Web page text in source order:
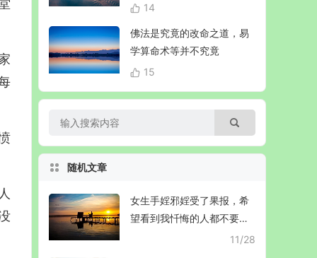
14
佛法是究竟的改命之道，易
学算命术等并不究竟
15
随机文章
女生手婬邪婬受了果报，希
望看到我忏悔的人都不要再
11/28